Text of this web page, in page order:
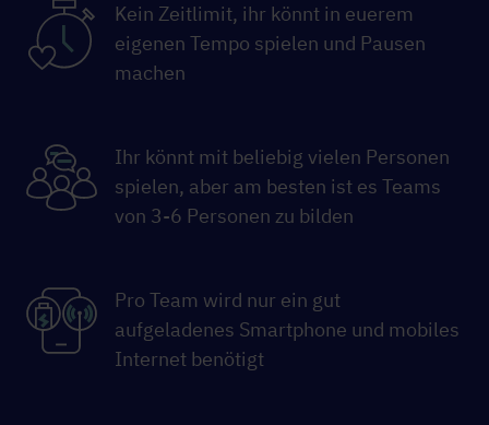
Kein Zeitlimit, ihr könnt in euerem
eigenen Tempo spielen und Pausen
machen
Ihr könnt mit beliebig vielen Personen
spielen, aber am besten ist es Teams
von 3-6 Personen zu bilden
Pro Team wird nur ein gut
aufgeladenes Smartphone und mobiles
Internet benötigt